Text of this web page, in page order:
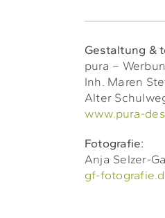
Gestaltung &
pura –
Inh. Maren
Alter
www.pura-
Fotografie:
Anja Selzer-
gf-